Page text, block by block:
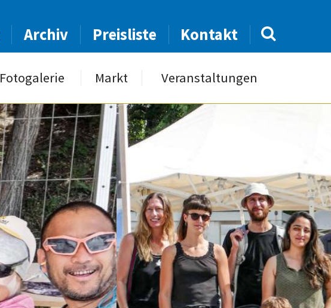
Archiv Preisliste Kontakt
Fotogalerie Markt Veranstaltungen